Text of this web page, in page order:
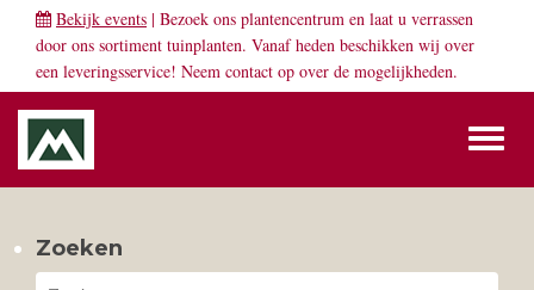
Bekijk events | Bezoek ons plantencentrum en laat u verrassen
door ons sortiment tuinplanten. Vanaf heden beschikken wij over
een leveringsservice! Neem contact op over de mogelijkheden.
Zoeken